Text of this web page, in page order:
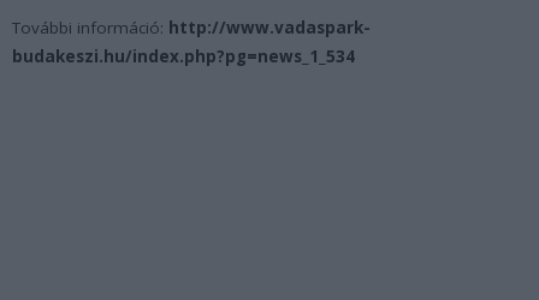
További információ: http://www.vadaspark-
budakeszi.hu/index.php?pg=news_1_534